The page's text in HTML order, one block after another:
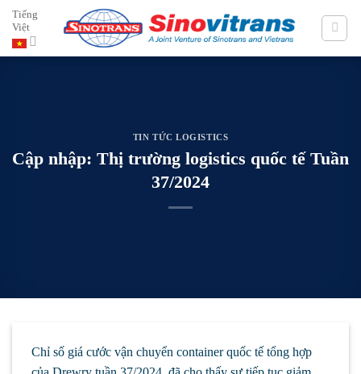
Skip
content
Tiếng
Việt
TIN TỨC LOGISTICS
Cập nhập: Thị trường logistics quốc tế Tuần
37/2024
Chỉ số giá cước vận chuyển container quốc tế tổng hợp